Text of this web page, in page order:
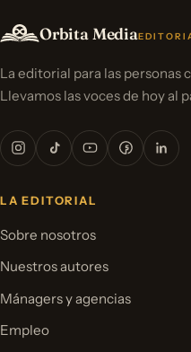
Orbita Media
La editorial para las personas
Llevamos las voces de hoy al
LA EDITORIAL
Sobre nosotros
Nuestros autores
Mánagers y agencias
Empleo